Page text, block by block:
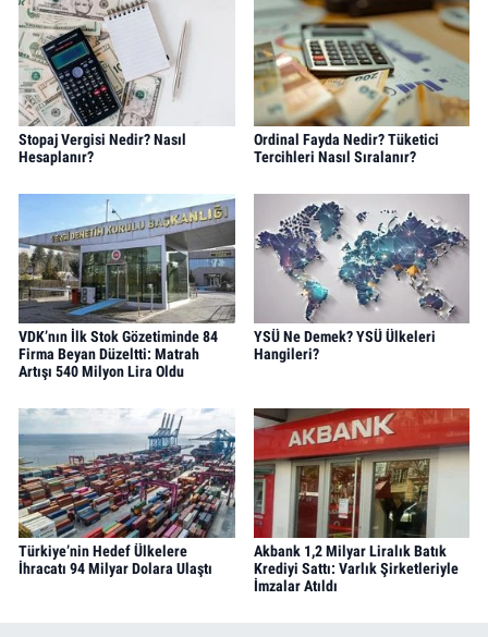
Stopaj Vergisi Nedir? Nasıl
Hesaplanır?
Ordinal Fayda Nedir? Tüketici
Tercihleri Nasıl Sıralanır?
VDK’nın İlk Stok Gözetiminde 84
Firma Beyan Düzeltti: Matrah
Artışı 540 Milyon Lira Oldu
YSÜ Ne Demek? YSÜ Ülkeleri
Hangileri?
Türkiye’nin Hedef Ülkelere
İhracatı 94 Milyar Dolara Ulaştı
Akbank 1,2 Milyar Liralık Batık
Krediyi Sattı: Varlık Şirketleriyle
İmzalar Atıldı